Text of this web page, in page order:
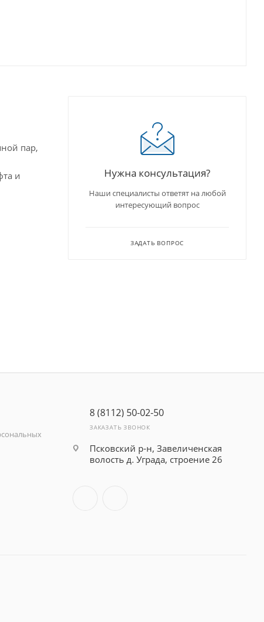
пар,
и
Нужна консультация?
Наши специалисты ответят на любой
интересующий вопрос
ЗАДАТЬ ВОПРОС
8 (8112) 50-02-50
ЗАКАЗАТЬ ЗВОНОК
Псковский р-н, Завеличенская
волость д. Уграда, строение 26